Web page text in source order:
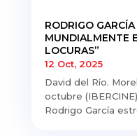
RODRIGO
MUNDIALMENTE
LOCURAS”
12 Oct, 2025
David del Río.
octubre
Rodrigo García